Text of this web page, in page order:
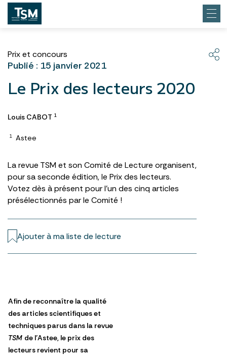
Prix et concours
Publié : 15 janvier 2021
Le Prix des lecteurs 2020
Louis CABOT 1
1 Astee
La revue TSM et son Comité de Lecture organisent,
pour sa seconde édition, le Prix des lecteurs.
Votez dès à présent pour l’un des cinq articles
présélectionnés par le Comité !
Ajouter à ma liste de lecture
Afin de reconnaître la qualité
des articles scientifiques et
techniques parus dans la revue
TSM de l’Astee, le prix des
lecteurs revient pour sa